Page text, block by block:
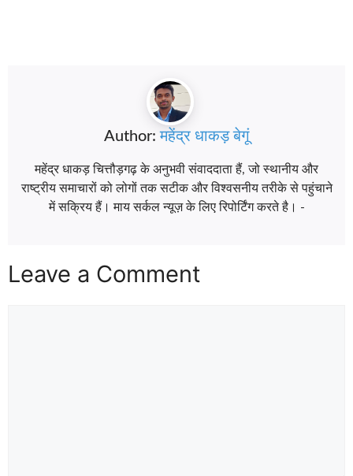
Author:महेंद्र धाकड़ बेगूं
महेंद्र धाकड़ चित्तौड़गढ़ के अनुभवी संवाददाता हैं, जो स्थानीय और
राष्ट्रीय समाचारों को लोगों तक सटीक और विश्वसनीय तरीके से पहुंचाने
में सक्रिय हैं। माय सर्कल न्यूज़ के लिए रिपोर्टिंग करते है। -
Leave a Comment